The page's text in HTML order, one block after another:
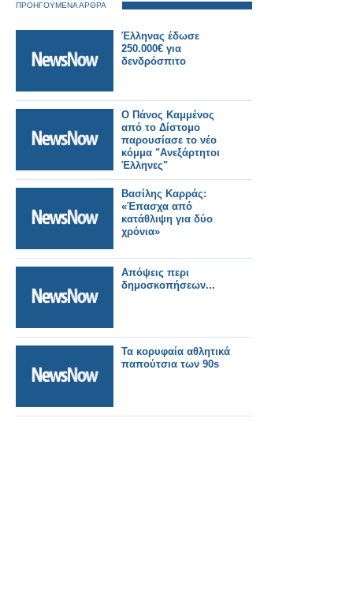
ΠΡΟΗΓΟΥΜΕΝΑ ΑΡΘΡΑ
Έλληνας έδωσε
250.000€ για
δενδρόσπιτο
Ο Πάνος Καμμένος
από το Δίστομο
παρουσίασε το νέο
κόμμα "Ανεξάρτητοι
Έλληνες"
Βασίλης Καρράς:
«Έπασχα από
κατάθλιψη για δύο
χρόνια»
Απόψεις περι
δημοσκοπήσεων...
Τα κορυφαία αθλητικά
παπούτσια των 90s